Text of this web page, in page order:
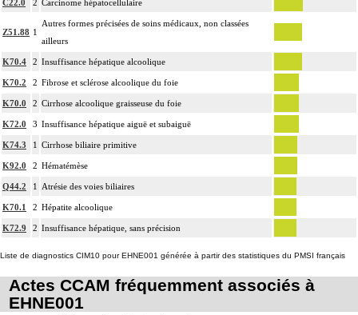
4
intrathoracique associée, la pose de drain pleural et/ou péricardique.
4
Les actes avec dérivation vasculaire [shunt] incluent la pose d'une dérivation
Facturation : les suppléments de numérisation ou la radioscopie de longue
durée sous ampli de brillance (chapitre 19) ne peuvent pas être facturés avec les
actes diagnostiques ou thérapeutiques de radiologie vasculaire
C22.0 2 Carcinome hépatocellulaire
Z51.88 1
Autres formes précisées de soins médicaux, non classées
ailleurs
K70.4 2 Insuffisance hépatique alcoolique
K70.2 2 Fibrose et sclérose alcoolique du foie
K70.0 2 Cirrhose alcoolique graisseuse du foie
K72.0 3 Insuffisance hépatique aiguë et subaiguë
K74.3 1 Cirrhose biliaire primitive
K92.0 2 Hématémèse
Q44.2 1 Atrésie des voies biliaires
K70.1 2 Hépatite alcoolique
K72.9 2 Insuffisance hépatique, sans précision
Liste de diagnostics CIM10 pour EHNE001 générée à partir des statistiques du PMSI français
Actes CCAM fréquemment associés à
EHNE001